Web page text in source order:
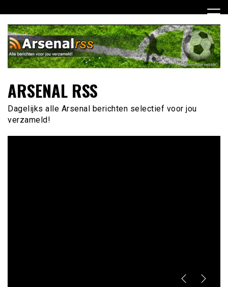
naar
inhoud
ARSENAL RSS
Dagelijks alle Arsenal berichten selectief voor jou
verzameld!